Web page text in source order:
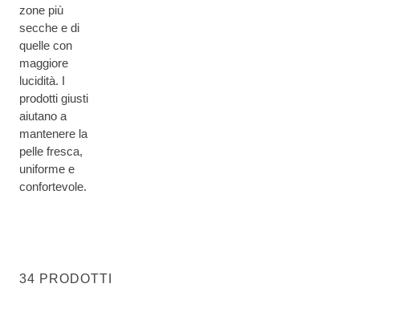
zone più
secche e di
quelle con
maggiore
lucidità. I
prodotti giusti
aiutano a
mantenere la
pelle fresca,
uniforme e
confortevole.
34 PRODOTTI